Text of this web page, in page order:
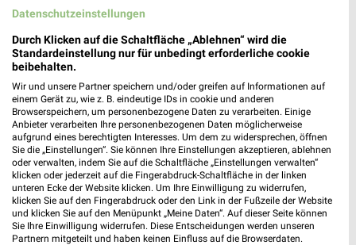
FOTO GREGOR Filialen & Öffnungszeiten für
Foto Haas Filialen & Öffnungszeiten für
Hannover
Fressnapf - aktueller Prospekt mit Angeboten für
Bückeburg
Datenschutzeinstellungen
Durch Klicken auf die Schaltfläche „Ablehnen“ wird die
Standardeinstellung nur für unbedingt erforderliche cookie
beibehalten.
Wir und unsere Partner speichern und/oder greifen auf Informationen auf
einem Gerät zu, wie z. B. eindeutige IDs in cookie und anderen
Browserspeichern, um personenbezogene Daten zu verarbeiten. Einige
Anbieter verarbeiten Ihre personenbezogenen Daten möglicherweise
aufgrund eines berechtigten Interesses. Um dem zu widersprechen, öffnen
Sie die „Einstellungen“. Sie können Ihre Einstellungen akzeptieren, ablehnen
oder verwalten, indem Sie auf die Schaltfläche „Einstellungen verwalten“
klicken oder jederzeit auf die Fingerabdruck-Schaltfläche in der linken
unteren Ecke der Website klicken. Um Ihre Einwilligung zu widerrufen,
klicken Sie auf den Fingerabdruck oder den Link in der Fußzeile der Website
und klicken Sie auf den Menüpunkt „Meine Daten“. Auf dieser Seite können
Sie Ihre Einwilligung widerrufen. Diese Entscheidungen werden unseren
Partnern mitgeteilt und haben keinen Einfluss auf die Browserdaten.